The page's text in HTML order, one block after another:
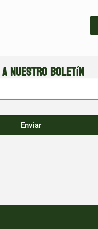
nuestro boletín
Enviar